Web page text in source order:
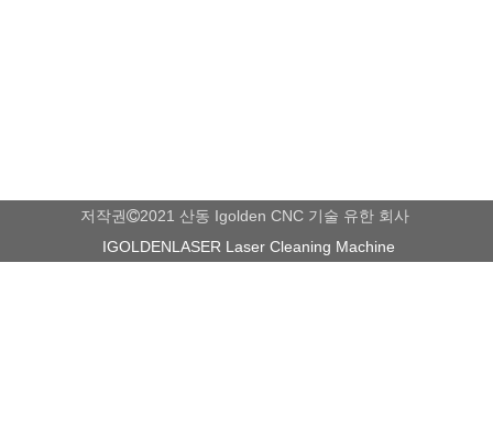
저작권2021 산동 Igolden CNC 기술 유한 회사
IGOLDENLASER Laser Cleaning Machine